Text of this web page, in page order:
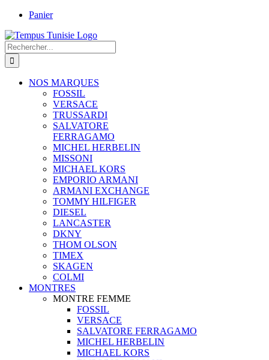
Passer
contenu
Panier
Rechercher:
NOS MARQUES
FOSSIL
VERSACE
TRUSSARDI
SALVATORE
FERRAGAMO
MICHEL HERBELIN
MISSONI
MICHAEL KORS
EMPORIO ARMANI
ARMANI EXCHANGE
TOMMY HILFIGER
DIESEL
LANCASTER
DKNY
THOM OLSON
TIMEX
SKAGEN
COLMI
MONTRES
MONTRE FEMME
FOSSIL
VERSACE
SALVATORE FERRAGAMO
MICHEL HERBELIN
MICHAEL KORS